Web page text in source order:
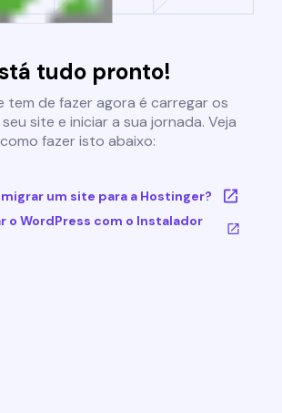
tudo pronto!
tem de fazer agora é carregar os
site e iniciar a sua jornada. Veja
como fazer isto abaixo:
um site para a Hostinger?
o WordPress com o Instalador